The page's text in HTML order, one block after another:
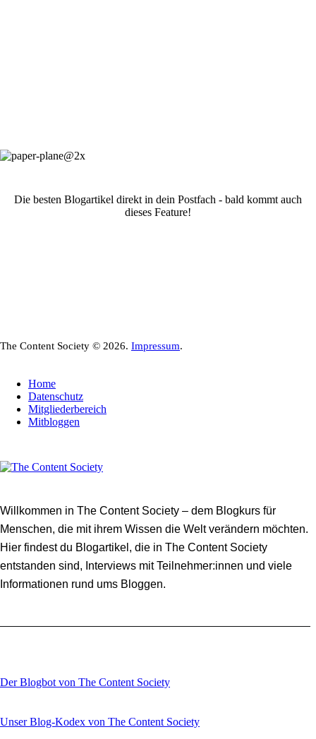
Die besten Blogartikel direkt in dein Postfach - bald kommt auch
dieses Feature!
The Content Society © 2026. Impressum.
Home
Datenschutz
Mitgliederbereich
Mitbloggen
Willkommen in The Content Society – dem Blogkurs für
Menschen, die mit ihrem Wissen die Welt verändern möchten.
Hier findest du Blogartikel, die in The Content Society
entstanden sind, Interviews mit Teilnehmer:innen und viele
Informationen rund ums Bloggen.
Der Blogbot von The Content Society
Unser Blog-Kodex von The Content Society